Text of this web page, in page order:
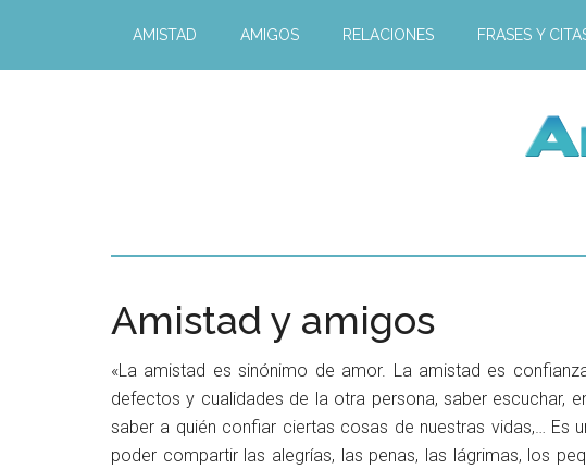
AMISTAD AMIGOS RELACIONES FRASES Y
Amistad y amigos
«La amistad es sinónimo de amor. La amistad es
defectos y cualidades de la otra persona, saber escuchar,
saber a quién confiar ciertas cosas de nuestras vidas,… Es
poder compartir las alegrías, las penas, las lágrimas, los